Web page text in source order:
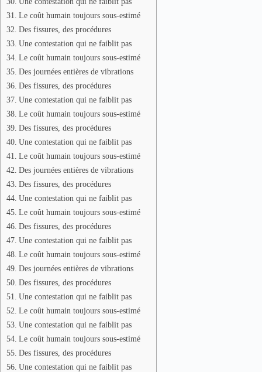
Le coût humain toujours sous-estimé
Des fissures, des procédures
Une contestation qui ne faiblit pas
Le coût humain toujours sous-estimé
Des journées entières de vibrations
Des fissures, des procédures
Une contestation qui ne faiblit pas
Le coût humain toujours sous-estimé
Des fissures, des procédures
Une contestation qui ne faiblit pas
Le coût humain toujours sous-estimé
Des journées entières de vibrations
Des fissures, des procédures
Une contestation qui ne faiblit pas
Le coût humain toujours sous-estimé
Des fissures, des procédures
Une contestation qui ne faiblit pas
Le coût humain toujours sous-estimé
Des journées entières de vibrations
Des fissures, des procédures
Une contestation qui ne faiblit pas
Le coût humain toujours sous-estimé
Une contestation qui ne faiblit pas
Le coût humain toujours sous-estimé
Des fissures, des procédures
Une contestation qui ne faiblit pas